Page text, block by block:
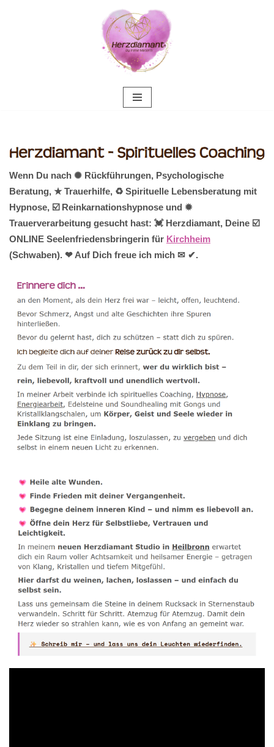
Wenn Du nach ✺ Rückführungen, Psychologische
Beratung, ★ Trauerhilfe, ♻ Spirituelle Lebensberatung mit
Hypnose, ☑️ Reinkarnationshypnose und ✹
Trauerverarbeitung gesucht hast: 💓️ Herzdiamant, Deine ☑️
ONLINE Seelenfriedensbringerin für Kirchheim
(Schwaben). ❤ Auf Dich freue ich mich ✉ ✔.